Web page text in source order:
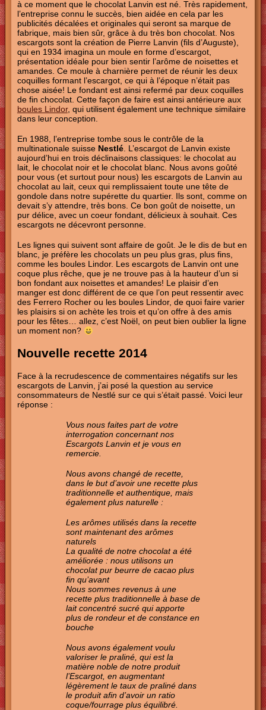
à ce moment que le chocolat Lanvin est né. Très rapidement,
l’entreprise connu le succès, bien aidée en cela par les
publicités décalées et originales qui seront sa marque de
fabrique, mais bien sûr, grâce à du très bon chocolat. Nos
escargots sont la création de Pierre Lanvin (fils d’Auguste),
qui en 1934 imagina un moule en forme d’escargot,
présentation idéale pour bien sentir l’arôme de noisettes et
amandes. Ce moule à charnière permet de réunir les deux
coquilles formant l’escargot, ce qui à l’époque n’était pas
chose aisée! Le fondant est ainsi refermé par deux coquilles
de fin chocolat. Cette façon de faire est ainsi antérieure aux
boules Lindor, qui utilisent également une technique similaire
dans leur conception.
En 1988, l’entreprise tombe sous le contrôle de la
multinationale suisse Nestlé. L’escargot de Lanvin existe
aujourd’hui en trois déclinaisons classiques: le chocolat au
lait, le chocolat noir et le chocolat blanc. Nous avons goûté
pour vous (et surtout pour nous) les escargots de Lanvin au
chocolat au lait, ceux qui remplissaient toute une tête de
gondole dans notre supérette du quartier. Ils sont, comme on
devait s’y attendre, très bons. Ce bon goût de noisette, un
pur délice, avec un coeur fondant, délicieux à souhait. Ces
escargots ne décevront personne.
Les lignes qui suivent sont affaire de goût. Je le dis de but en
blanc, je préfère les chocolats un peu plus gras, plus fins,
comme les boules Lindor. Les escargots de Lanvin ont une
coque plus rêche, que je ne trouve pas à la hauteur d’un si
bon fondant aux noisettes et amandes! Le plaisir d’en
manger est donc différent de ce que l’on peut ressentir avec
des Ferrero Rocher ou les boules Lindor, de quoi faire varier
les plaisirs si on achète les trois et qu’on offre à des amis
pour les fêtes… allez, c’est Noël, on peut bien oublier la ligne
un moment non?
Nouvelle recette 2014
Face à la recrudescence de commentaires négatifs sur les
escargots de Lanvin, j’ai posé la question au service
consommateurs de Nestlé sur ce qui s’était passé. Voici leur
réponse :
Vous nous faites part de votre
interrogation concernant nos
Escargots Lanvin et je vous en
remercie.
Nous avons changé de recette,
dans le but d’avoir une recette plus
traditionnelle et authentique, mais
également plus naturelle :
Les arômes utilisés dans la recette
sont maintenant des arômes
naturels
La qualité de notre chocolat a été
améliorée : nous utilisons un
chocolat pur beurre de cacao plus
fin qu’avant
Nous sommes revenus à une
recette plus traditionnelle à base de
lait concentré sucré qui apporte
plus de rondeur et de constance en
bouche
Nous avons également voulu
valoriser le praliné, qui est la
matière noble de notre produit
l’Escargot, en augmentant
légèrement le taux de praliné dans
le produit afin d’avoir un ratio
coque/fourrage plus équilibré.